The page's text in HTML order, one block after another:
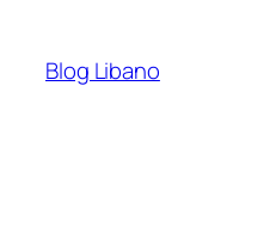
Blog Libano